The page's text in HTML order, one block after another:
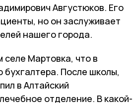
Августюков. Его
но он заслуживает
нашего города.
Мартовка, что в
бухгалтера. После школы,
в Алтайский
отделение. В какой-